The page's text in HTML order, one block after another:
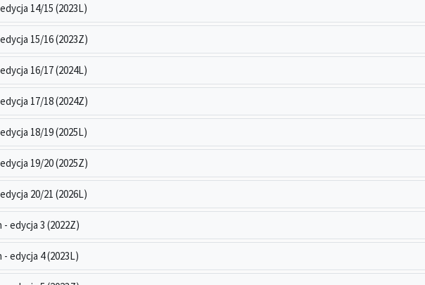
14/15 (2023L)
15/16 (2023Z)
16/17 (2024L)
17/18 (2024Z)
18/19 (2025L)
19/20 (2025Z)
20/21 (2026L)
edycja 3 (2022Z)
edycja 4 (2023L)